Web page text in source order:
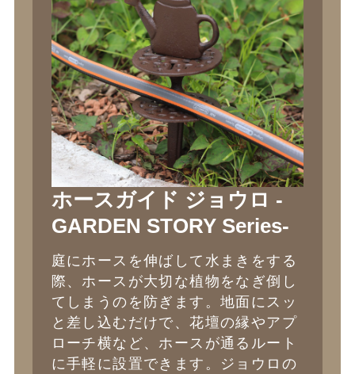
ホースガイド ジョウロ -
GARDEN STORY Series-
庭にホースを伸ばして水まきをする
際、ホースが大切な植物をなぎ倒し
てしまうのを防ぎます。地面にスッ
と差し込むだけで、花壇の縁やアプ
ローチ横など、ホースが通るルート
に手軽に設置できます。ジョウロの